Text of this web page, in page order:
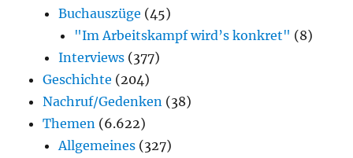
Buchauszüge (45)
"Im Arbeitskampf wird’s konkret" (8)
Interviews (377)
Geschichte (204)
Nachruf/Gedenken (38)
Themen (6.622)
Allgemeines (327)